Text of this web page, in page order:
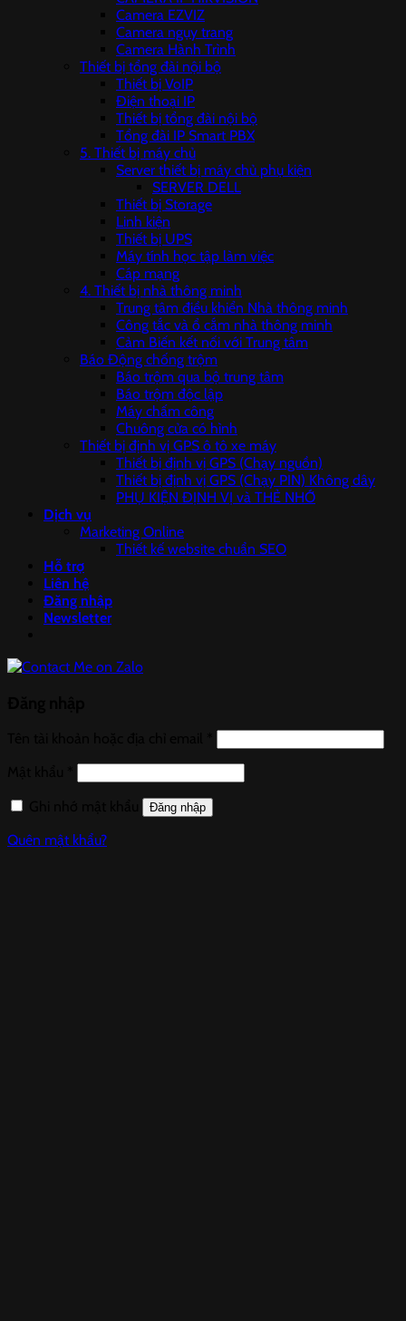
Camera EZVIZ
Camera ngụy trang
Camera Hành Trình
Thiết bị tổng đài nội bộ
Thiết bị VoIP
Điện thoại IP
Thiết bị tổng đài nội bộ
Tổng đài IP Smart PBX
5. Thiết bị máy chủ
Server thiết bị máy chủ phụ kiện
SERVER DELL
Thiết bị Storage
Linh kiện
Thiết bị UPS
Máy tính học tập làm việc
Cáp mạng
4. Thiết bị nhà thông minh
Trung tâm điều khiển Nhà thông minh
Công tắc và ổ cắm nhà thông minh
Cảm Biến kết nối với Trung tâm
Báo Động chống trộm
Báo trộm qua bộ trung tâm
Báo trộm độc lập
Máy chấm công
Chuông cửa có hình
Thiết bị định vị GPS ô tô xe máy
Thiết bị định vị GPS (Chạy nguồn)
Thiết bị định vị GPS (Chạy PIN) Không dây
PHỤ KIỆN ĐỊNH VỊ và THẺ NHỚ
Dịch vụ
Marketing Online
Thiết kế website chuẩn SEO
Hỗ trợ
Liên hệ
Đăng nhập
Newsletter
Đăng nhập
Quên mật khẩu?